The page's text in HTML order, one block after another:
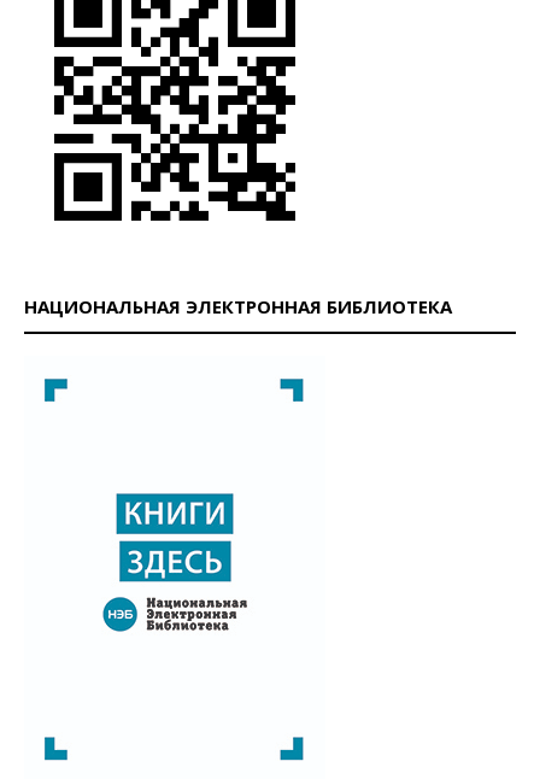
НАЦИОНАЛЬНАЯ ЭЛЕКТРОННАЯ БИБЛИОТЕКА